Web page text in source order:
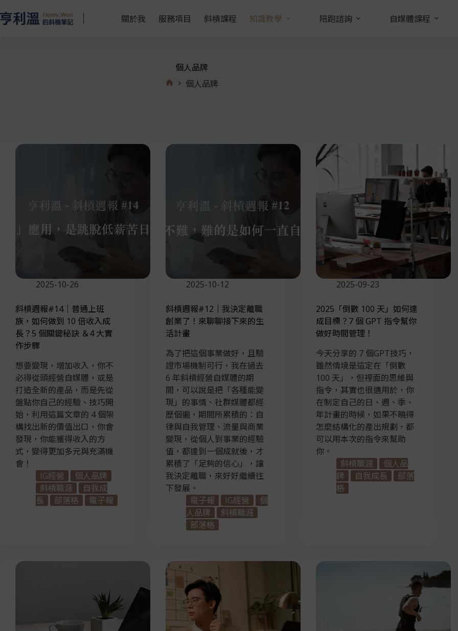
關於我 服務項目 斜槓課程 知識教學 陪跑諮詢 自媒體課程
個人品牌
個人品牌
2025-10-26
斜槓週報#14｜普通上班
族，如何做到 10 倍收入成
長？5 個關鍵秘訣 ＆4 大實
作步驟
想要變現，增加收入，你不
必得從頭經營自媒體，或是
打造全新的產品，而是先從
盤點你自己的經驗、技巧開
始，利用這篇文章的 4 個架
構找出新的價值出口，你會
發現，你能獲得收入的方
式，變得更加多元與充滿機
會！
IG經營
個人品牌
斜槓職涯
自我成
長
部落格 電子報
2025-10-12
斜槓週報#12｜我決定離職
創業了！來聊聊接下來的生
活計畫
為了把這個事業做好，且驗
證市場機制可行，我在過去
6 年斜槓經營自媒體的期
間，可以說是把「各種能變
現」的事情、社群媒體都經
歷個遍，期間所累積的：自
律與自我管理、流量與商業
變現，從個人到事業的經驗
值，都達到一個成就後，才
累積了「足夠的信心」，讓
我決定離職，來好好繼續往
下發展。
電子報
IG經營
個
人品牌
斜槓職涯
部落格
2025-09-23
2025「倒數 100 天」如何達
成目標？7 個 GPT 指令幫你
做好時間管理！
今天分享的 7 個GPT技巧，
雖然情境是這定在「倒數
100 天」，但裡面的思維與
指令，其實也很適用於，你
在制定自己的日、週、季、
年計畫的時候，如果不曉得
怎麼結構化的產出規劃，都
可以用本次的指令來幫助
你。
斜槓職涯
個人品
牌
自我成長
部落
格